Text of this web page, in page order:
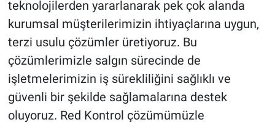
teknolojilerden yararlanarak pek çok alanda
kurumsal müşterilerimizin ihtiyaçlarına uygun,
terzi usulu çözümler üretiyoruz. Bu
çözümlerimizle salgın sürecinde de
işletmelerimizin iş sürekliliğini sağlıklı ve
güvenli bir şekilde sağlamalarına destek
oluyoruz. Red Kontrol çözümümüzle